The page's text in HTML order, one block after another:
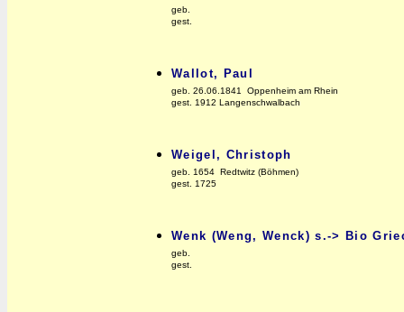
geb.
gest.
Wallot, Paul
geb. 26.06.1841 Oppenheim am Rhein
gest. 1912 Langenschwalbach
Weigel, Christoph
geb. 1654 Redtwitz (Böhmen)
gest. 1725
Wenk (Weng, Wenck) s.-> Bio
geb.
gest.